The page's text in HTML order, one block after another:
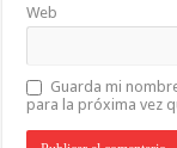
Web
Guarda mi
para la próxima vez